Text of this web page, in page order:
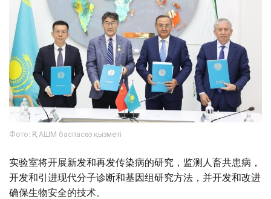
Фото: ҚР АШМ баспасөз қызметі
实验室将开展新发和再发传染病的研究，监测人畜共患病，
开发和引进现代分子诊断和基因组研究方法，并开发和改进
确保生物安全的技术。